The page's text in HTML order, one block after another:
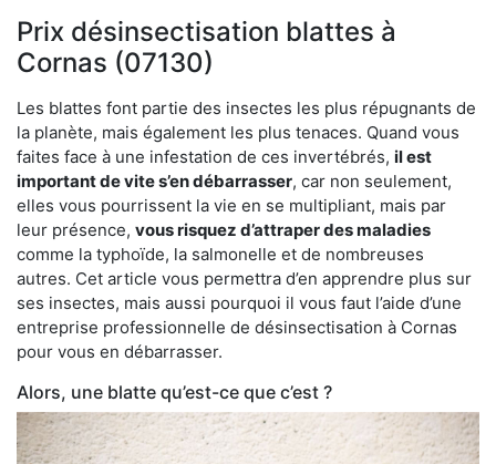
Prix désinsectisation blattes à
Cornas (07130)
Les blattes font partie des insectes les plus répugnants de
la planète, mais également les plus tenaces. Quand vous
faites face à une infestation de ces invertébrés, il est
important de vite s’en débarrasser, car non seulement,
elles vous pourrissent la vie en se multipliant, mais par
leur présence, vous risquez d’attraper des maladies
comme la typhoïde, la salmonelle et de nombreuses
autres. Cet article vous permettra d’en apprendre plus sur
ses insectes, mais aussi pourquoi il vous faut l’aide d’une
entreprise professionnelle de désinsectisation à Cornas
pour vous en débarrasser.
Alors, une blatte qu’est-ce que c’est ?